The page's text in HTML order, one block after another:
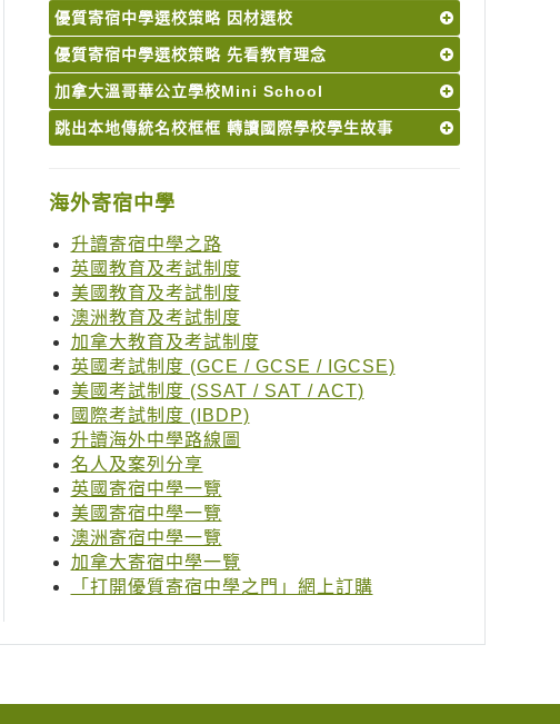
優質寄宿中學選校策略 因材選校
優質寄宿中學選校策略 先看教育理念
加拿大溫哥華公立學校Mini School
跳出本地傳統名校框框 轉讀國際學校學生故事
海外寄宿中學
升讀寄宿中學之路
英國教育及考試制度
美國教育及考試制度
澳洲教育及考試制度
加拿大教育及考試制度
英國考試制度 (GCE / GCSE / IGCSE)
美國考試制度 (SSAT / SAT / ACT)
國際考試制度 (IBDP)
升讀海外中學路線圖
名人及案列分享
英國寄宿中學一覽
美國寄宿中學一覽
澳洲寄宿中學一覽
加拿大寄宿中學一覽
「打開優質寄宿中學之門」網上訂購